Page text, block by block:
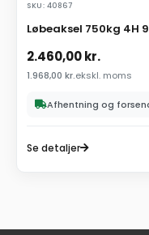
SKU: 40867
Løbeaksel 750kg 4H
2.460,00kr.
1.968,00 kr.ekskl. moms
Afhentning og
Se detaljer